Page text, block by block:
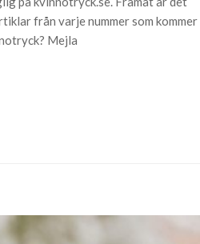
från varje nummer som kommer
Mejla